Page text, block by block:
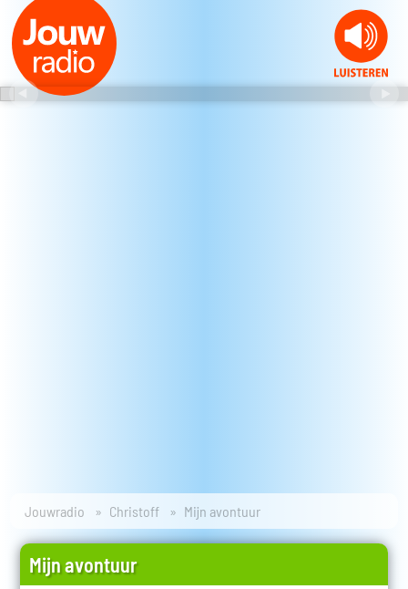
Jouwradio Christoff Mijn avontuur
Mijn avontuur